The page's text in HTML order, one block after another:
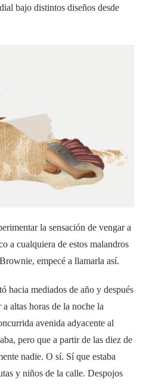
bajo distintos diseños desde
la sensación de vengar a
a cualquiera de estos malandros
empecé a llamarla así.
hacia mediados de año y después
altas horas de la noche la
avenida adyacente al
pero que a partir de las diez de
nadie. O sí. Sí que estaba
y niños de la calle. Despojos